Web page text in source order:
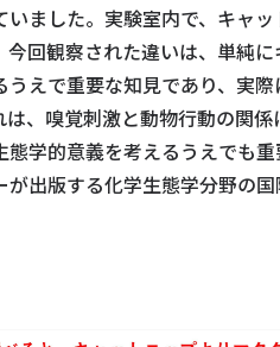
ました。実験室内で、キャ
回観察された違いは、単純
えで重要な知見であり、実
、嗅覚刺激と動物行動の関
学的意義を考えるうえでも
出版する化学生態学分野